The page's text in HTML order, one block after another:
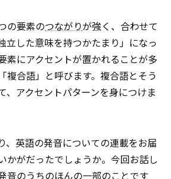
の要素のつながりが強く、合わせて
立した意味を持つかたまり」になっ
素にアクセントが置かれることが多
複合語」と呼びます。複合語とそう
、アクセントパターンを身につけま
、英語の発音についての連載をお届
かがだったでしょうか。今回お話し
音のうちのほんの一部のことです